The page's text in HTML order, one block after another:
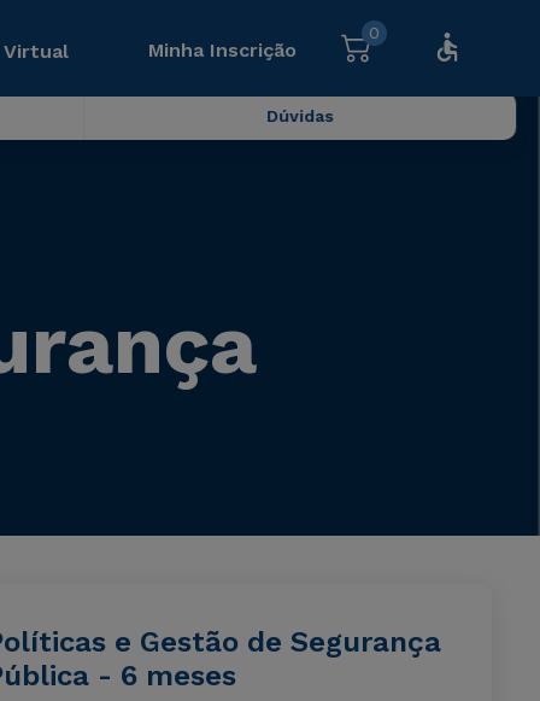
Virtual Minha Inscrição
0
Dúvidas
e Gestão de Segurança
- 6 meses